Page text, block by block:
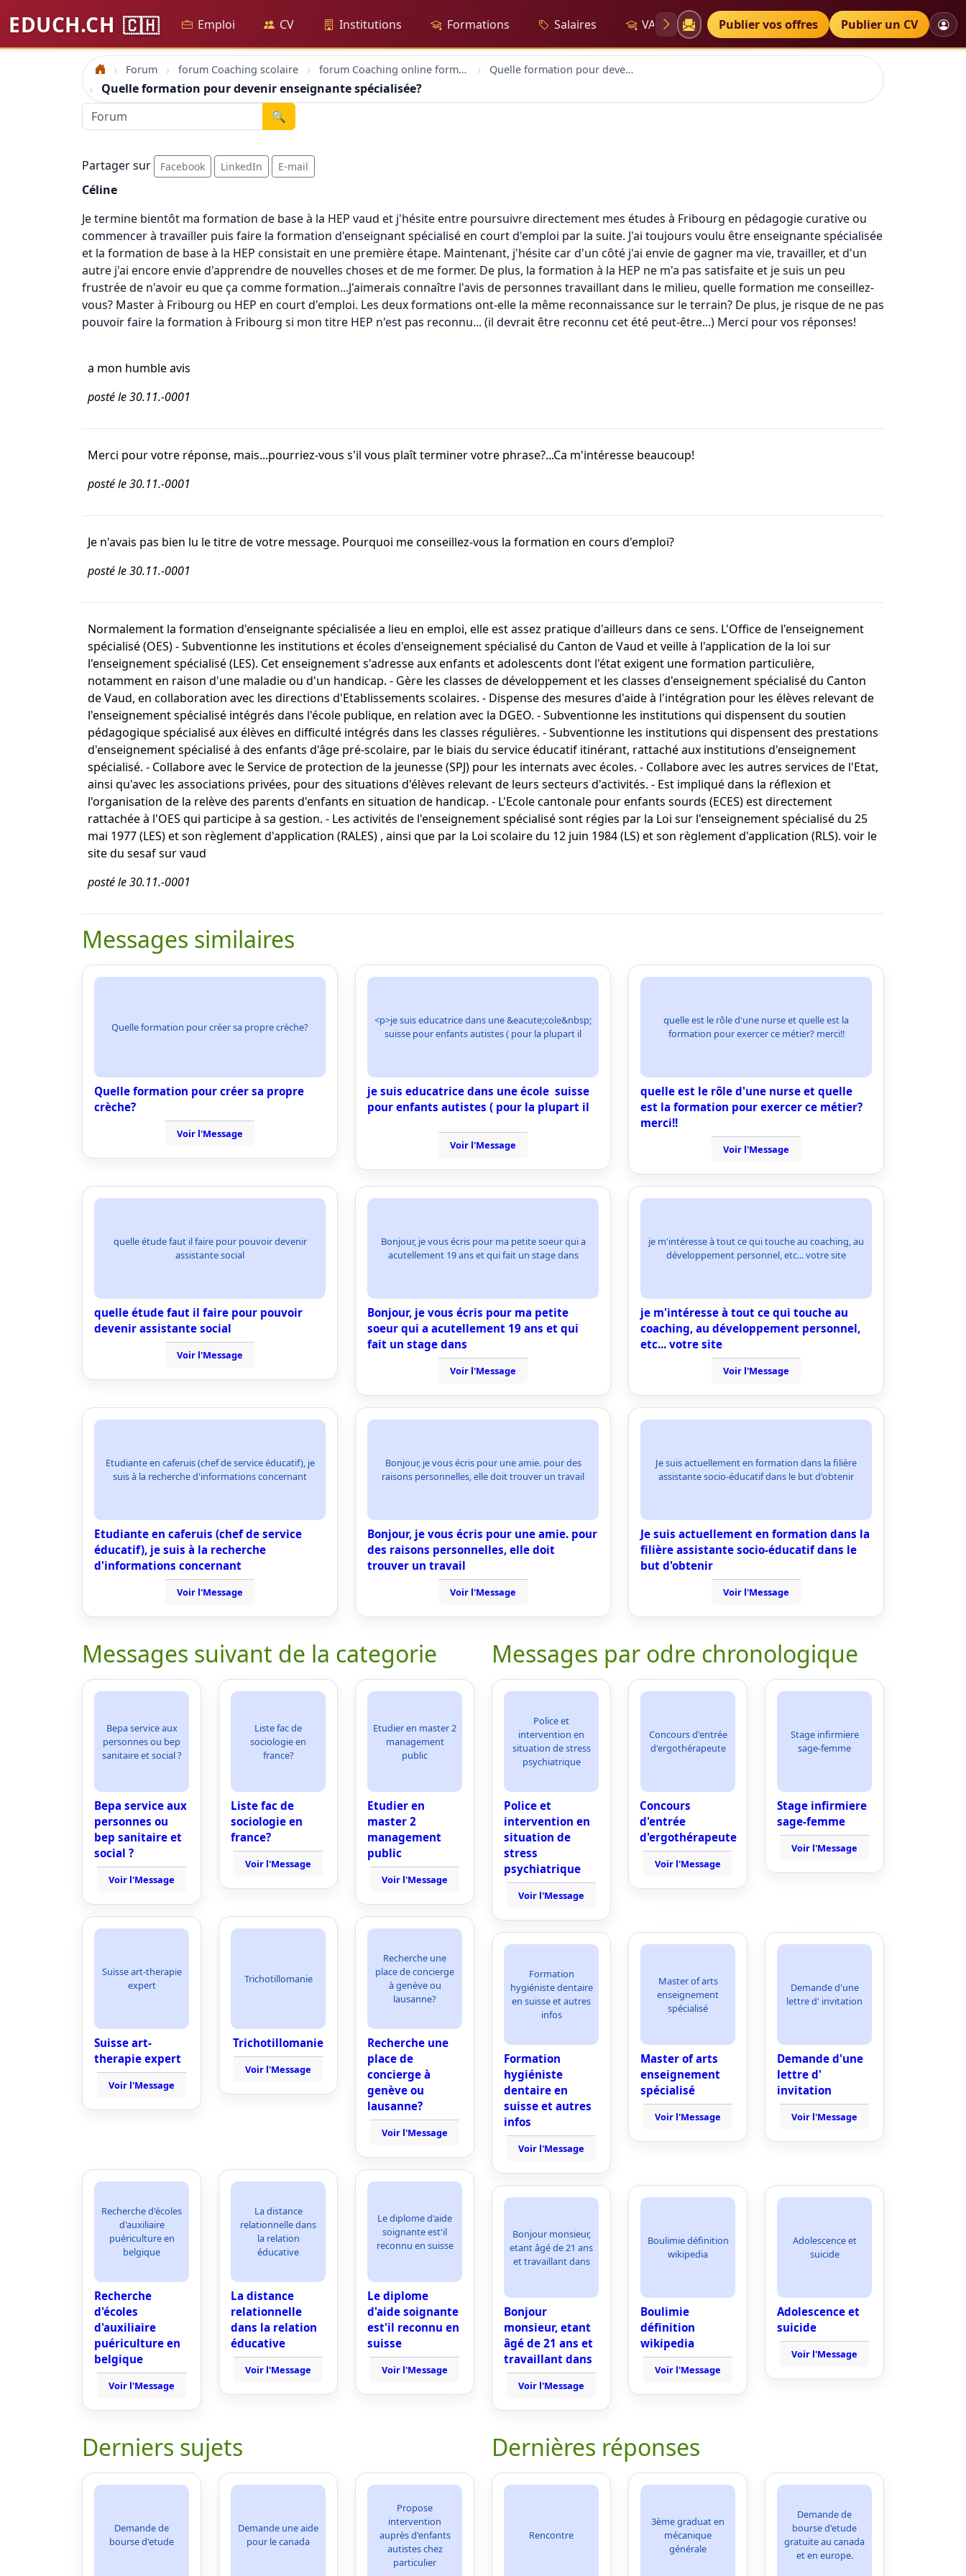
EDUCH.CH 🇨🇭 Emploi CV Institutions Formations Salaires VAE Diplômes Petites annonces
Publier vos offres Publier un CV
Accueil Forum forum Coaching scolaire forum Coaching online formation professionelle emploi education Quelle formation pour devenir enseignante spécialisée?
Quelle formation pour devenir enseignante spécialisée?
🔍
Partager sur Facebook LinkedIn E-mail
Céline
Je termine bientôt ma formation de base à la HEP vaud et j'hésite entre poursuivre directement mes études à Fribourg en pédagogie curative ou
commencer à travailler puis faire la formation d'enseignant spécialisé en court d'emploi par la suite. J'ai toujours voulu être enseignante spécialisée
et la formation de base à la HEP consistait en une première étape. Maintenant, j'hésite car d'un côté j'ai envie de gagner ma vie, travailler, et d'un
autre j'ai encore envie d'apprendre de nouvelles choses et de me former. De plus, la formation à la HEP ne m'a pas satisfaite et je suis un peu
frustrée de n'avoir eu que ça comme formation...J'aimerais connaître l'avis de personnes travaillant dans le milieu, quelle formation me conseillez-
vous? Master à Fribourg ou HEP en court d'emploi. Les deux formations ont-elle la même reconnaissance sur le terrain? De plus, je risque de ne pas
pouvoir faire la formation à Fribourg si mon titre HEP n'est pas reconnu... (il devrait être reconnu cet été peut-être...) Merci pour vos réponses!
a mon humble avis
posté le 30.11.-0001
Merci pour votre réponse, mais...pourriez-vous s'il vous plaît terminer votre phrase?...Ca m'intéresse beaucoup!
posté le 30.11.-0001
Je n'avais pas bien lu le titre de votre message. Pourquoi me conseillez-vous la formation en cours d'emploi?
posté le 30.11.-0001
Normalement la formation d'enseignante spécialisée a lieu en emploi, elle est assez pratique d'ailleurs dans ce sens. L'Office de l'enseignement
spécialisé (OES) - Subventionne les institutions et écoles d'enseignement spécialisé du Canton de Vaud et veille à l'application de la loi sur
l'enseignement spécialisé (LES). Cet enseignement s'adresse aux enfants et adolescents dont l'état exigent une formation particulière,
notamment en raison d'une maladie ou d'un handicap. - Gère les classes de développement et les classes d'enseignement spécialisé du Canton
de Vaud, en collaboration avec les directions d'Etablissements scolaires. - Dispense des mesures d'aide à l'intégration pour les élèves relevant de
l'enseignement spécialisé intégrés dans l'école publique, en relation avec la DGEO. - Subventionne les institutions qui dispensent du soutien
pédagogique spécialisé aux élèves en difficulté intégrés dans les classes régulières. - Subventionne les institutions qui dispensent des prestations
d'enseignement spécialisé à des enfants d'âge pré-scolaire, par le biais du service éducatif itinérant, rattaché aux institutions d'enseignement
spécialisé. - Collabore avec le Service de protection de la jeunesse (SPJ) pour les internats avec écoles. - Collabore avec les autres services de l'Etat,
ainsi qu'avec les associations privées, pour des situations d'élèves relevant de leurs secteurs d'activités. - Est impliqué dans la réflexion et
l'organisation de la relève des parents d'enfants en situation de handicap. - L'Ecole cantonale pour enfants sourds (ECES) est directement
rattachée à l'OES qui participe à sa gestion. - Les activités de l'enseignement spécialisé sont régies par la Loi sur l'enseignement spécialisé du 25
mai 1977 (LES) et son règlement d'application (RALES) , ainsi que par la Loi scolaire du 12 juin 1984 (LS) et son règlement d'application (RLS). voir le
site du sesaf sur vaud
posté le 30.11.-0001
Messages similaires
Quelle formation pour créer sa propre crèche?
Quelle formation pour créer sa propre
crèche?
Voir l'Message
<p>je suis educatrice dans une &eacute;cole&nbsp;
suisse pour enfants autistes ( pour la plupart il
je suis educatrice dans une école suisse
pour enfants autistes ( pour la plupart il
Voir l'Message
quelle est le rôle d'une nurse et quelle est la
formation pour exercer ce métier? merci!!
quelle est le rôle d'une nurse et quelle
est la formation pour exercer ce métier?
merci!!
Voir l'Message
quelle étude faut il faire pour pouvoir devenir
assistante social
quelle étude faut il faire pour pouvoir
devenir assistante social
Voir l'Message
Bonjour, je vous écris pour ma petite soeur qui a
acutellement 19 ans et qui fait un stage dans
Bonjour, je vous écris pour ma petite
soeur qui a acutellement 19 ans et qui
fait un stage dans
Voir l'Message
je m'intéresse à tout ce qui touche au coaching, au
développement personnel, etc... votre site
je m'intéresse à tout ce qui touche au
coaching, au développement personnel,
etc... votre site
Voir l'Message
Etudiante en caferuis (chef de service éducatif), je
suis à la recherche d'informations concernant
Etudiante en caferuis (chef de service
éducatif), je suis à la recherche
d'informations concernant
Voir l'Message
Bonjour, je vous écris pour une amie. pour des
raisons personnelles, elle doit trouver un travail
Bonjour, je vous écris pour une amie. pour
des raisons personnelles, elle doit
trouver un travail
Voir l'Message
Je suis actuellement en formation dans la filière
assistante socio-éducatif dans le but d'obtenir
Je suis actuellement en formation dans la
filière assistante socio-éducatif dans le
but d'obtenir
Voir l'Message
Messages suivant de la categorie
Bepa service aux
personnes ou bep
sanitaire et social ?
Bepa service aux
personnes ou
bep sanitaire et
social ?
Voir l'Message
Liste fac de
sociologie en
france?
Liste fac de
sociologie en
france?
Voir l'Message
Etudier en master 2
management
public
Etudier en
master 2
management
public
Voir l'Message
Suisse art-therapie
expert
Suisse art-
therapie expert
Voir l'Message
Trichotillomanie
Trichotillomanie
Voir l'Message
Recherche une
place de concierge
à genève ou
lausanne?
Recherche une
place de
concierge à
genève ou
lausanne?
Voir l'Message
Recherche d'écoles
d'auxiliaire
puériculture en
belgique
Recherche
d'écoles
d'auxiliaire
puériculture en
belgique
Voir l'Message
La distance
relationnelle dans
la relation
éducative
La distance
relationnelle
dans la relation
éducative
Voir l'Message
Le diplome d'aide
soignante est'il
reconnu en suisse
Le diplome
d'aide soignante
est'il reconnu en
suisse
Voir l'Message
Messages par odre chronologique
Police et
intervention en
situation de stress
psychiatrique
Police et
intervention en
situation de
stress
psychiatrique
Voir l'Message
Concours d'entrée
d'ergothérapeute
Concours
d'entrée
d'ergothérapeute
Voir l'Message
Stage infirmiere
sage-femme
Stage infirmiere
sage-femme
Voir l'Message
Formation
hygiéniste dentaire
en suisse et autres
infos
Formation
hygiéniste
dentaire en
suisse et autres
infos
Voir l'Message
Master of arts
enseignement
spécialisé
Master of arts
enseignement
spécialisé
Voir l'Message
Demande d'une
lettre d' invitation
Demande d'une
lettre d'
invitation
Voir l'Message
Bonjour monsieur,
etant âgé de 21 ans
et travaillant dans
Bonjour
monsieur, etant
âgé de 21 ans et
travaillant dans
Voir l'Message
Boulimie définition
wikipedia
Boulimie
définition
wikipedia
Voir l'Message
Adolescence et
suicide
Adolescence et
suicide
Voir l'Message
Derniers sujets
Demande de
bourse d'etude
Demande une aide
pour le canada
Propose
intervention
auprès d'enfants
autistes chez
particulier
Dernières réponses
Rencontre
3ème graduat en
mécanique
générale
Demande de
bourse d'etude
gratuite au canada
et en europe.